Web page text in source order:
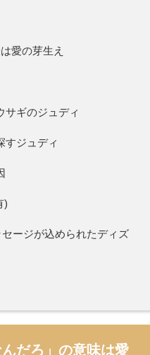
愛の芽生え
サギのジュディ
すジュディ
)
ージが込められたディズ
だろ」の意味は愛